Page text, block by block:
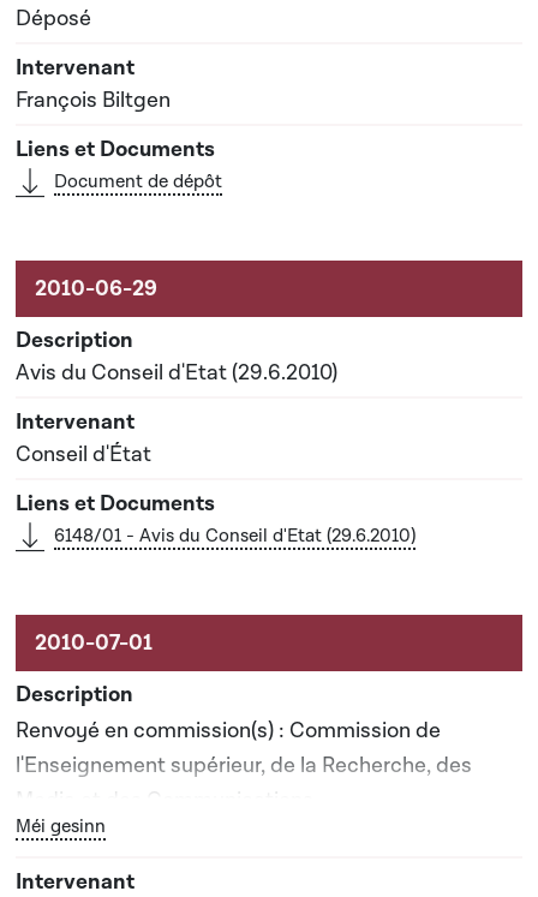
Déposé
François Biltgen
Document de dépôt
Avis du Conseil d'Etat (29.6.2010)
Conseil d'État
6148/01 - Avis du Conseil d'Etat (29.6.2010)
Renvoyé en commission(s) : Commission de
l'Enseignement supérieur, de la Recherche, des
Media et des Communications
Rapporteur(s) : Monsieur Lucien Thiel
Bouton graphique servant à afficher ou cacher tous les
Méi gesinn